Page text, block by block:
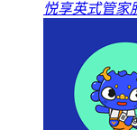
悦享英式管家